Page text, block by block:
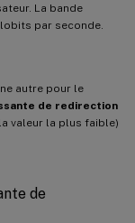
La bande
par seconde.
autre pour le
de redirection
valeur la plus faible)
de